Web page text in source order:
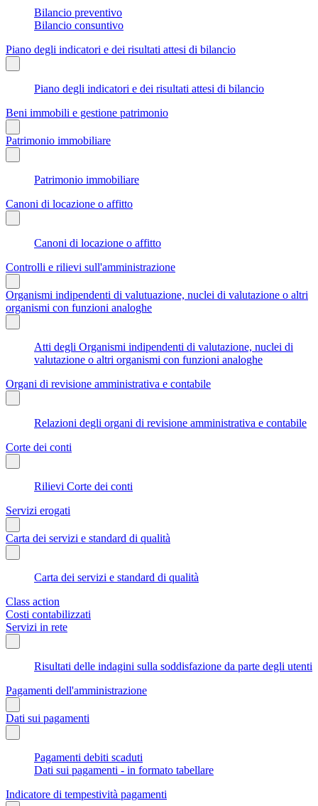
Bilancio preventivo
Bilancio consuntivo
Piano degli indicatori e dei risultati attesi di bilancio
Piano degli indicatori e dei risultati attesi di bilancio
Beni immobili e gestione patrimonio
Patrimonio immobiliare
Patrimonio immobiliare
Canoni di locazione o affitto
Canoni di locazione o affitto
Controlli e rilievi sull'amministrazione
Organismi indipendenti di valutuazione, nuclei di valutazione o altri
organismi con funzioni analoghe
Atti degli Organismi indipendenti di valutazione, nuclei di
valutazione o altri organismi con funzioni analoghe
Organi di revisione amministrativa e contabile
Relazioni degli organi di revisione amministrativa e contabile
Corte dei conti
Rilievi Corte dei conti
Servizi erogati
Carta dei servizi e standard di qualità
Carta dei servizi e standard di qualità
Class action
Costi contabilizzati
Servizi in rete
Risultati delle indagini sulla soddisfazione da parte degli utenti
Pagamenti dell'amministrazione
Dati sui pagamenti
Pagamenti debiti scaduti
Dati sui pagamenti - in formato tabellare
Indicatore di tempestività pagamenti